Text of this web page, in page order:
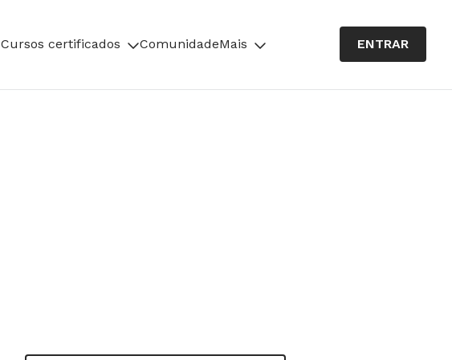
Cursos certificados ComunidadeMais ENTRAR